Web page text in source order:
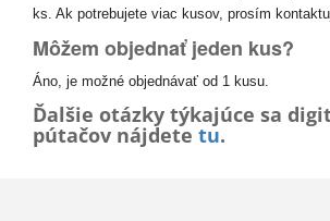
ks. Ak potrebujete viac kusov, prosím
Môžem objednať jeden kus?
Áno, je možné objednávať od 1 kusu.
Ďalšie otázky týkajúce sa
pútačov nájdete tu.